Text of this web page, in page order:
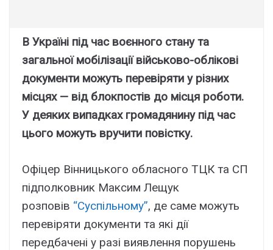
В Україні під час воєнного стану та
загальної мобілізації військово-облікові
документи можуть перевіряти у різних
місцях — від блокпостів до місця роботи.
У деяких випадках громадянину під час
цього можуть вручити повістку.
Офіцер Вінницького обласного ТЦК та СП
підполковник Максим Лещук
розповів “Суспільному”, де саме можуть
перевіряти документи та які дії
передбачені у разі виявлення порушень